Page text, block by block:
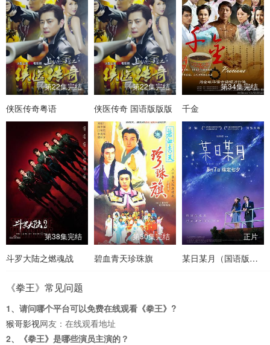
第22集完结
侠医传奇粤语
第22集完结
侠医传奇 国语版版版
第34集完结
千金
第38集完结
斗罗大陆之燃魂战
第30集完结
碧血青天珍珠旗
正片
某日某月（国语版版版）
《拳王》常见问题
1、请问哪个平台可以免费在线观看《拳王》?
猴哥影视网友：在线观看地址
2、《拳王》是哪些演员主演的？